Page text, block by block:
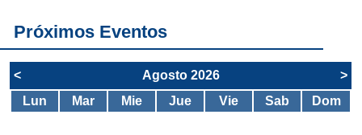
Próximos Eventos
< Agosto 2026
>
Lun
Mar Mie Jue Vie Sab Dom